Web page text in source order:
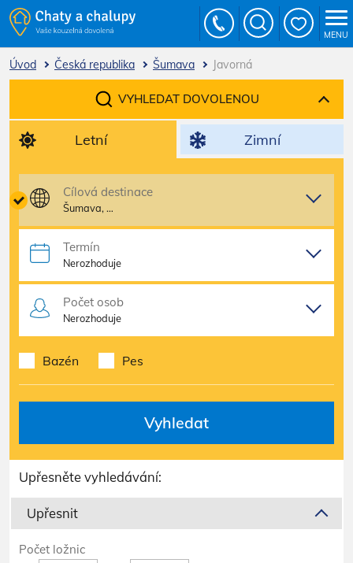
Úvod Česká republika Šumava Javorná
VYHLEDAT DOVOLENOU
Letní Zimní
Cílová destinace
Šumava, …
Termín
Nerozhoduje
Počet osob
Nerozhoduje
Bazén Pes
Vyhledat
Upřesněte vyhledávání:
Upřesnit
Počet ložnic
MENU